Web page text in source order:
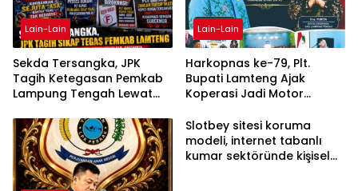
Lain-Lain
Sekda Tersangka, JPK
Tagih Ketegasan Pemkab
Lampung Tengah Lewat
Lain-Lain
Harkopnas ke-79, Plt.
Bupati Lamteng Ajak
Koperasi Jadi Motor
Slotbey sitesi koruma
modeli, internet tabanlı
kumar sektöründe kişisel